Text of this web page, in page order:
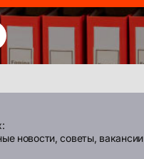
новости, советы, вакансии